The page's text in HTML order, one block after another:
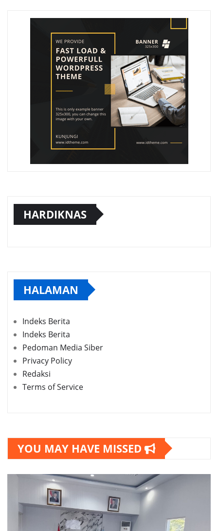
HARDIKNAS
HALAMAN
Indeks Berita
Indeks Berita
Pedoman Media Siber
Privacy Policy
Redaksi
Terms of Service
YOU MAY HAVE MISSED